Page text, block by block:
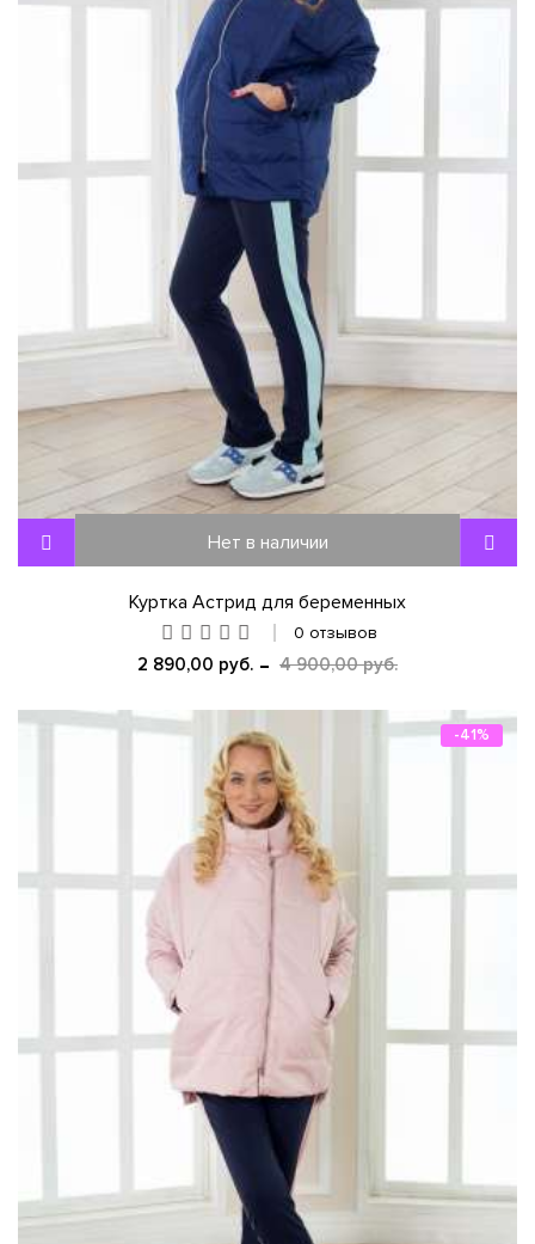
Нет в наличии
Куртка Астрид для беременных
0 отзывов
2 890,00 руб. 4 900,00 руб.
-41%